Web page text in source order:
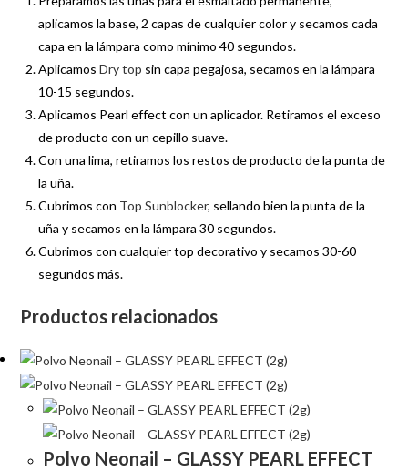
aplicamos la base, 2 capas de cualquier color y secamos cada
capa en la lámpara como mínimo 40 segundos.
AplicamosDry top sin capa pegajosa, secamos en la lámpara
10-15 segundos.
Aplicamos Pearl effect con un aplicador. Retiramos el exceso
de producto con un cepillo suave.
Con una lima, retiramos los restos de producto de la punta de
la uña.
Cubrimos con Top Sunblocker, sellando bien la punta de la
uña y secamos en la lámpara 30 segundos.
Cubrimos con cualquier top decorativo y secamos 30-60
segundos más.
Productos relacionados
Polvo Neonail – GLASSY PEARL EFFECT